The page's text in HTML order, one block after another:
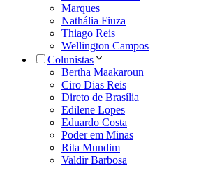
Marques
Nathália Fiuza
Thiago Reis
Wellington Campos
Colunistas
Bertha Maakaroun
Ciro Dias Reis
Direto de Brasília
Edilene Lopes
Eduardo Costa
Poder em Minas
Rita Mundim
Valdir Barbosa